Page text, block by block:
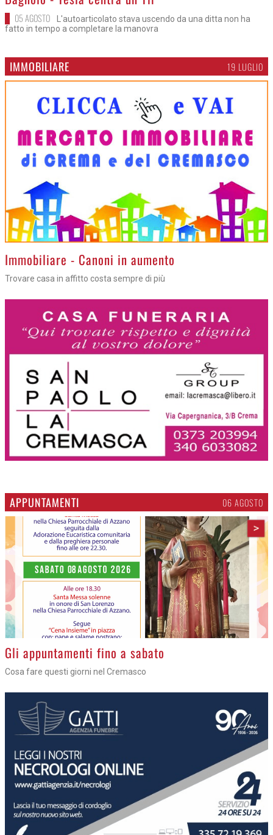
05 AGOSTO
L'autoarticolato stava uscendo da una ditta non ha
fatto in tempo a completare la manovra
IMMOBILIARE 19 LUGLIO
>Immobiliare - Canoni in aumento
Trovare casa in affitto costa sempre di più
APPUNTAMENTI 06 AGOSTO
>
Gli appuntamenti fino a sabato
Cosa fare questi giorni nel Cremasco